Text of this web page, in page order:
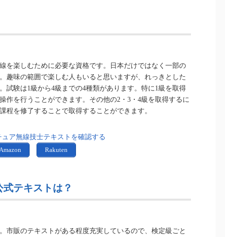
を楽しむために必要な資格です。日本だけではなく一部の
趣味の範囲で楽しむ人もいると思いますが、れっきとした
試験は1級から4級までの4種類があります。特に1級を取得
作を行うことができます。その他の2・3・4級を取得するに
程を修了することで取得することができます。
ア無線技士テキストを確認する
Amazon
Rakuten
テキストは？
市販のテキストがある程度充実しているので、検定級ごと